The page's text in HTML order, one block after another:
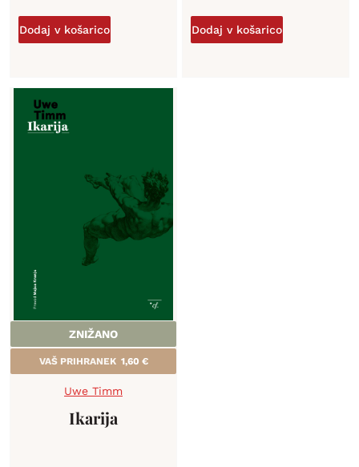
Dodaj v košarico Dodaj v košarico
ZNIŽANO
VAŠ PRIHRANEK 1,60 €
Uwe Timm
Ikarija